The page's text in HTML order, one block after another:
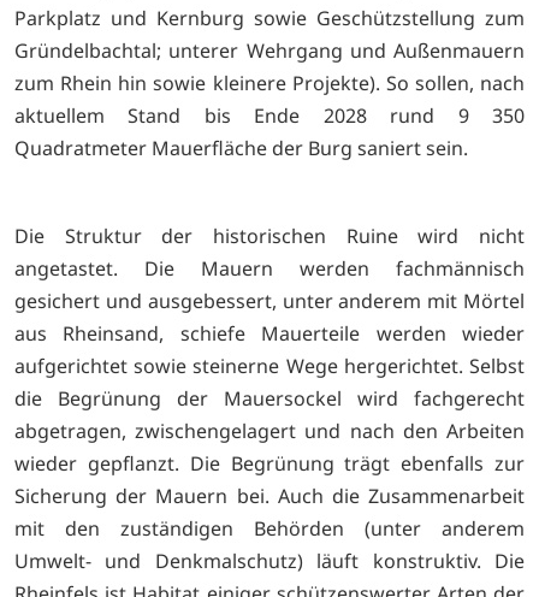
Parkplatz und Kernburg sowie Geschützstellung zum
Gründelbachtal; unterer Wehrgang und Außenmauern
zum Rhein hin sowie kleinere Projekte). So sollen, nach
aktuellem Stand bis Ende 2028 rund 9 350
Quadratmeter Mauerfläche der Burg saniert sein.
Die Struktur der historischen Ruine wird nicht
angetastet. Die Mauern werden fachmännisch
gesichert und ausgebessert, unter anderem mit Mörtel
aus Rheinsand, schiefe Mauerteile werden wieder
aufgerichtet sowie steinerne Wege hergerichtet. Selbst
die Begrünung der Mauersockel wird fachgerecht
abgetragen, zwischengelagert und nach den Arbeiten
wieder gepflanzt. Die Begrünung trägt ebenfalls zur
Sicherung der Mauern bei. Auch die Zusammenarbeit
mit den zuständigen Behörden (unter anderem
Umwelt- und Denkmalschutz) läuft konstruktiv. Die